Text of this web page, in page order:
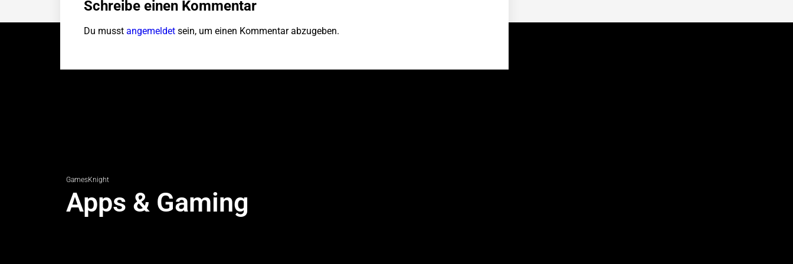
Schreibe einen Kommentar
Du musst angemeldet sein, um einen Kommentar abzugeben.
GamesKnight
Apps & Gaming